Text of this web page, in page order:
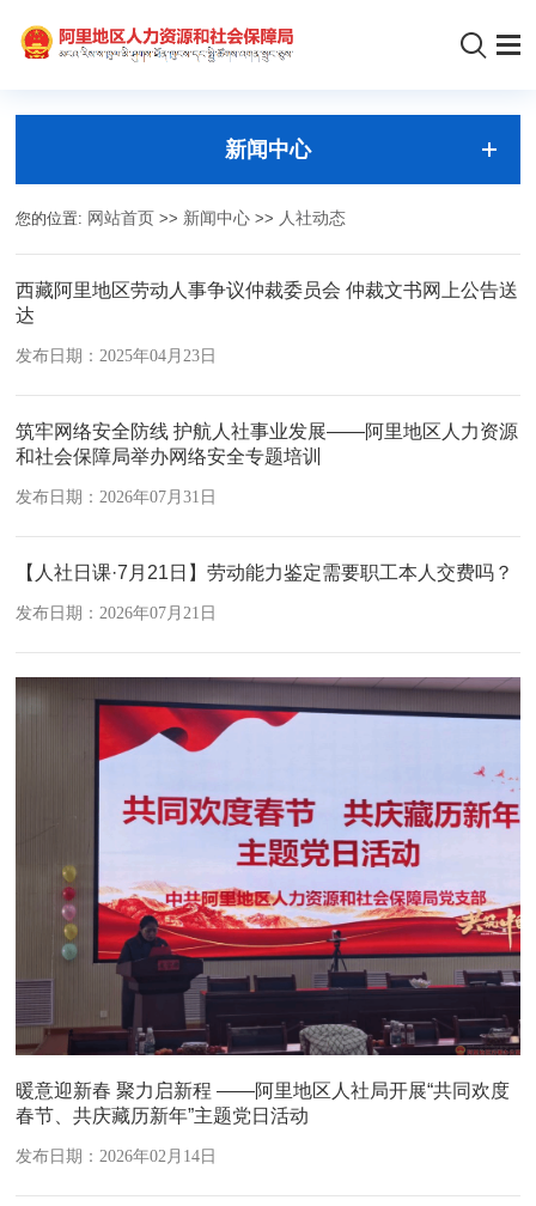
新闻中心
您的位置: 网站首页 >> 新闻中心 >> 人社动态
西藏阿里地区劳动人事争议仲裁委员会 仲裁文书网上公告送
达
发布日期：2025年04月23日
筑牢网络安全防线 护航人社事业发展——阿里地区人力资源
和社会保障局举办网络安全专题培训
发布日期：2026年07月31日
【人社日课·7月21日】劳动能力鉴定需要职工本人交费吗？
发布日期：2026年07月21日
暖意迎新春 聚力启新程 ——阿里地区人社局开展“共同欢度
春节、共庆藏历新年”主题党日活动
发布日期：2026年02月14日